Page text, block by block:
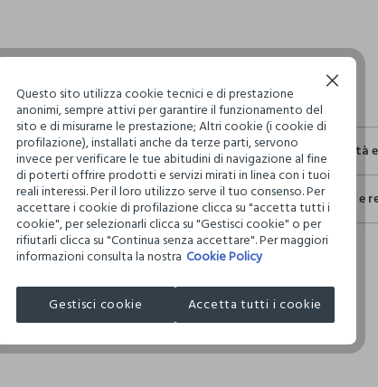
Sostenibilità
Sicurezza
Il 100% dei
fisici, per
definito per
Clicca qui
I nostri
Spedizione e
Hai fino a
per
Questo sito utilizza cookie tecnici e di prestazione
anonimi, sempre attivi per garantire il funzionamento del
sito e di misurarne le prestazione; Altri cookie (i cookie di
profilazione), installati anche da terze parti, servono
invece per verificare le tue abitudini di navigazione al fine
di poterti offrire prodotti e servizi mirati in linea con i tuoi
reali interessi. Per il loro utilizzo serve il tuo consenso. Per
accettare i cookie di profilazione clicca su "accetta tutti i
cookie", per selezionarli clicca su "Gestisci cookie" o per
rifiutarli clicca su "Continua senza accettare". Per maggiori
informazioni consulta la nostra Cookie Policy
Gestisci cookie Accetta tutti i cookie
Continua senza accettare